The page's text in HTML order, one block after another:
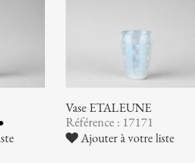
Vase ETALEUNE
Référence : 17171
Ajouter à votre liste